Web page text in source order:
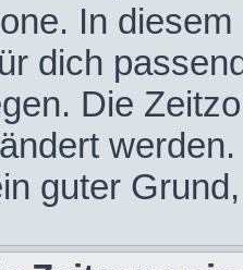
In
dich
Die
guter